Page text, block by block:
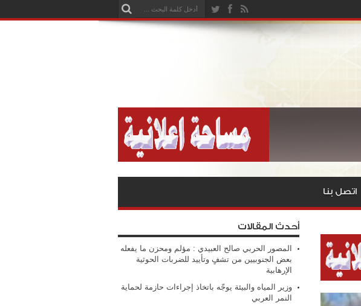
اتصل بنا
أحدث المقالات
المصور الحربي صالح العبيدي : مؤلم ومحزن ما يفعله
بعض الجنوبيين من تشفٍ وتأييد للضربات الحوثية
الإرهابية
وزير المياه والبيئة يوجّه باتخاذ إجراءات حازمة لحماية
النمر العربي